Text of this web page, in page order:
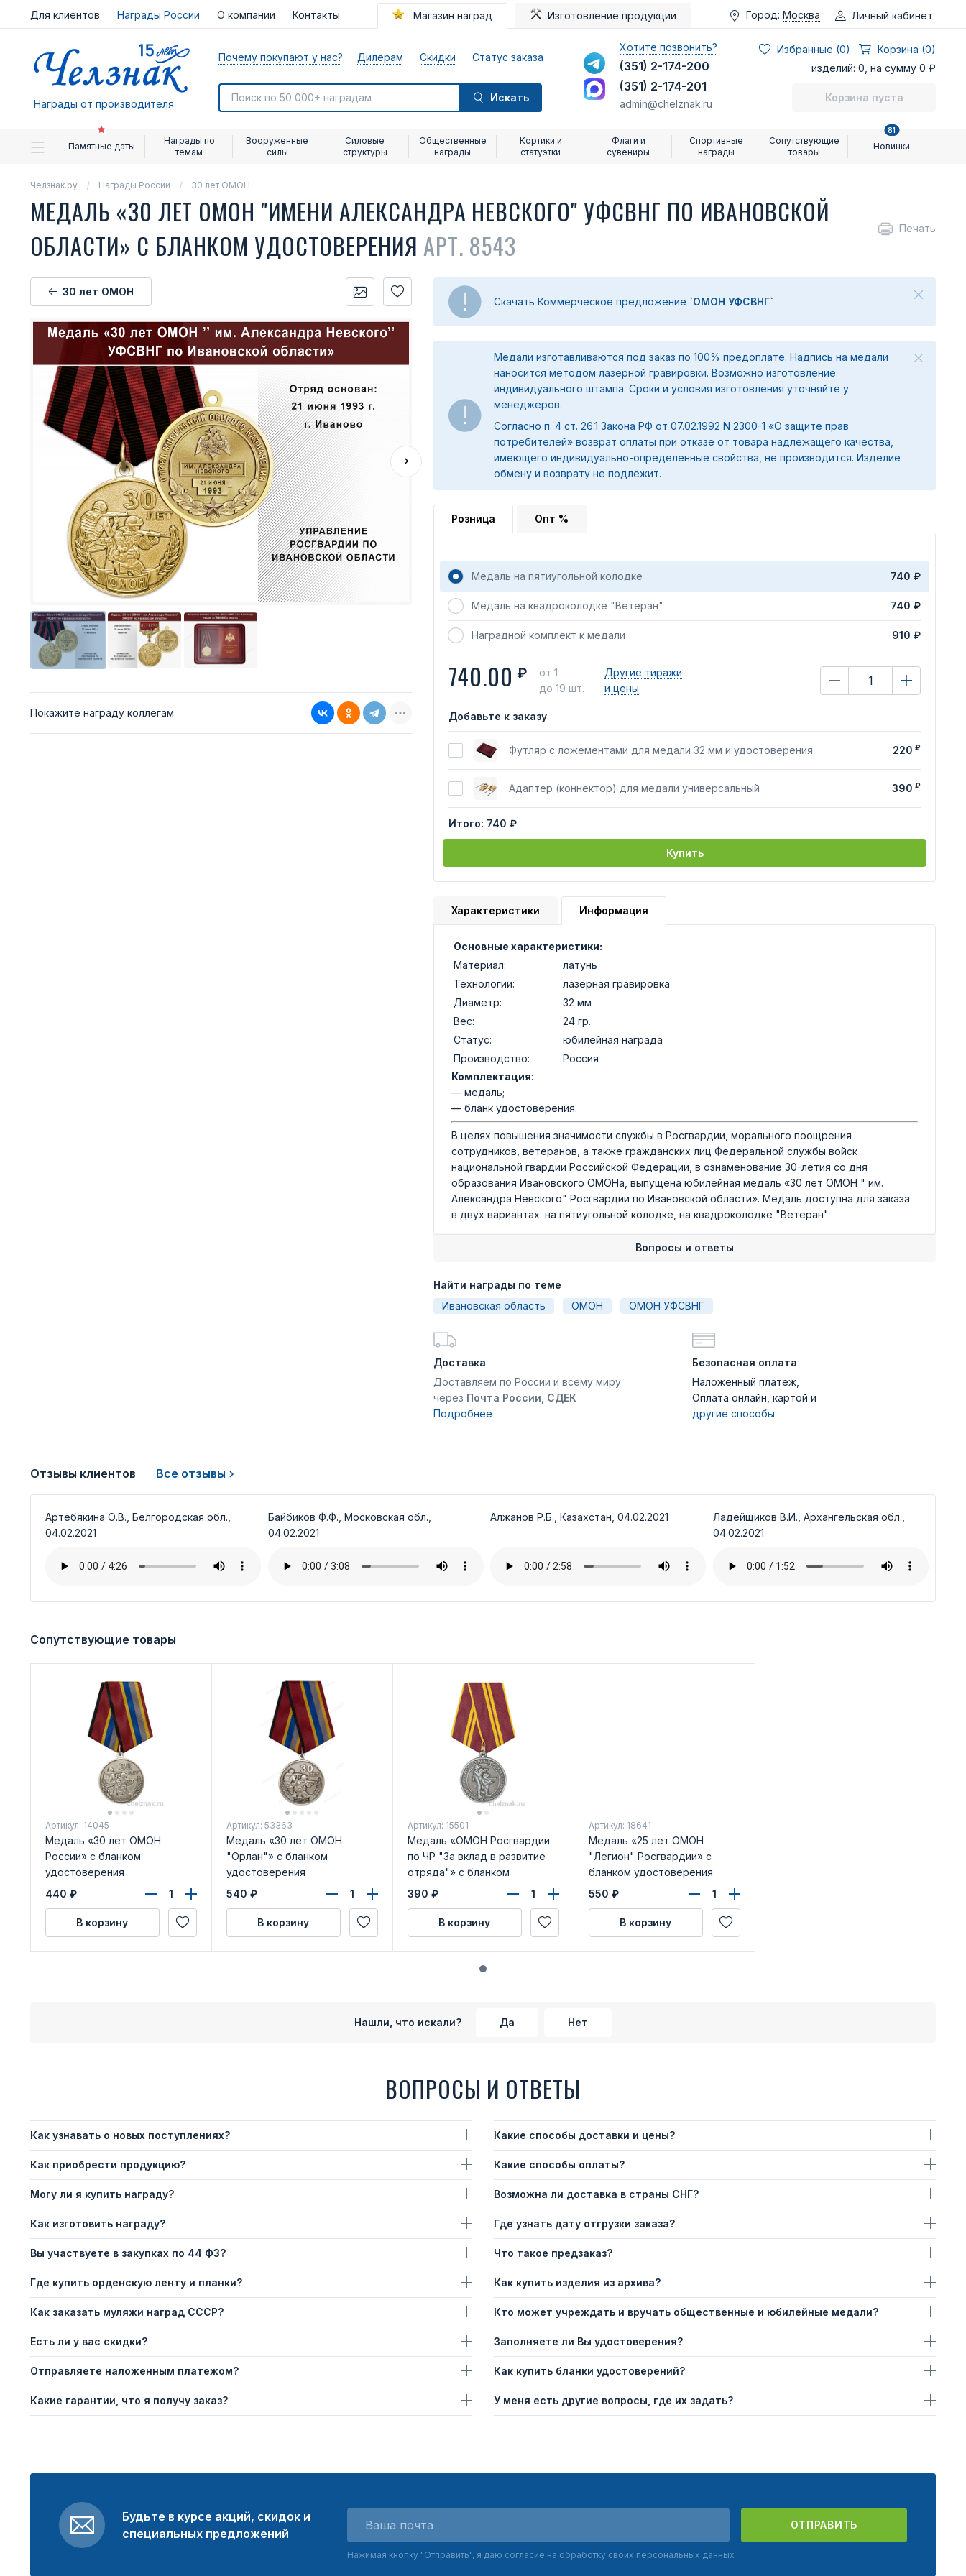
Для клиентов Награды России О компании Контакты Магазин наград Изготовление продукции Город: Москва Личный кабинет
Награды от производителя
Почему покупают у нас? Дилерам Скидки Статус заказа
Искать
Хотите позвонить?
(351) 2-174-200
(351) 2-174-201
admin@chelznak.ru
Избранные (0)
Корзина (0)
изделий: 0, на сумму 0 ₽
Корзина пуста
Памятные даты
Награды по
темам
Вооруженные
силы
Силовые
структуры
Общественные
награды
Кортики и
статуэтки
Флаги и
сувениры
Спортивные
награды
Сопутствующие
товары
Новинки
81
Челзнак.ру Награды России 30 лет ОМОН
МЕДАЛЬ «30 ЛЕТ ОМОН "ИМЕНИ АЛЕКСАНДРА НЕВСКОГО" УФСВНГ ПО ИВАНОВСКОЙ
ОБЛАСТИ» С БЛАНКОМ УДОСТОВЕРЕНИЯ АРТ. 8543
Печать
30 лет ОМОН
Покажите награду коллегам
Скачать Коммерческое предложение `ОМОН УФСВНГ`
Медали изготавливаются под заказ по 100% предоплате. Надпись на медали
наносится методом лазерной гравировки. Возможно изготовление
индивидуального штампа. Сроки и условия изготовления уточняйте у
менеджеров.
Согласно п. 4 ст. 26.1 Закона РФ от 07.02.1992 N 2300-1 «О защите прав
потребителей» возврат оплаты при отказе от товара надлежащего качества,
имеющего индивидуально-определенные свойства, не производится. Изделие
обмену и возврату не подлежит.
Розница Опт %
Медаль на пятиугольной колодке 740 ₽
Медаль на квадроколодке "Ветеран" 740 ₽
Наградной комплект к медали 910 ₽
740.00 ₽
от 1
до 19 шт.
Другие тиражи
и цены
Добавьте к заказу
Футляр с ложементами для медали 32 мм и удостоверения 220 ₽
Адаптер (коннектор) для медали универсальный 390 ₽
Итого: 740 ₽
Купить
Характеристики Информация
Основные характеристики:
Материал:
латунь
Технологии:
лазерная гравировка
Диаметр:
32 мм
Вес:
24 гр.
Статус:
юбилейная награда
Производство:
Россия
Комплектация:
— медаль;
— бланк удостоверения.
В целях повышения значимости службы в Росгвардии, морального поощрения
сотрудников, ветеранов, а также гражданских лиц Федеральной службы войск
национальной гвардии Российской Федерации, в ознаменование 30-летия со дня
образования Ивановского ОМОНа, выпущена юбилейная медаль «30 лет ОМОН " им.
Александра Невского" Росгвардии по Ивановской области». Медаль доступна для заказа
в двух вариантах: на пятиугольной колодке, на квадроколодке "Ветеран".
Вопросы и ответы
Найти награды по теме
Ивановская область
ОМОН ОМОН УФСВНГ
Доставка
Доставляем по России и всему миру
через Почта России, СДЕК
Подробнее
Безопасная оплата
Наложенный платеж,
Оплата онлайн, картой и
другие способы
Отзывы клиентов Все отзывы
Артебякина О.В., Белгородская обл.,
04.02.2021
Байбиков Ф.Ф., Московская обл.,
04.02.2021
Алжанов Р.Б., Казахстан, 04.02.2021
Ладейщиков В.И., Архангельская обл.,
04.02.2021
Сопутствующие товары
Артикул: 14045
Медаль «30 лет ОМОН
России» с бланком
удостоверения
440 ₽
В корзину
Артикул: 53363
Медаль «30 лет ОМОН
"Орлан"» с бланком
удостоверения
540 ₽
В корзину
Артикул: 15501
Медаль «ОМОН Росгвардии
по ЧР "За вклад в развитие
отряда"» с бланком
удостоверения
390 ₽
В корзину
Артикул: 18641
Медаль «25 лет ОМОН
"Легион" Росгвардии» с
бланком удостоверения
550 ₽
В корзину
Нашли, что искали? Да Нет
ВОПРОСЫ И ОТВЕТЫ
Как узнавать о новых поступлениях?
Как приобрести продукцию?
Могу ли я купить награду?
Как изготовить награду?
Вы участвуете в закупках по 44 ФЗ?
Где купить орденскую ленту и планки?
Как заказать муляжи наград СССР?
Есть ли у вас скидки?
Отправляете наложенным платежом?
Какие гарантии, что я получу заказ?
Какие способы доставки и цены?
Какие способы оплаты?
Возможна ли доставка в страны СНГ?
Где узнать дату отгрузки заказа?
Что такое предзаказ?
Как купить изделия из архива?
Кто может учреждать и вручать общественные и юбилейные медали?
Заполняете ли Вы удостоверения?
Как купить бланки удостоверений?
У меня есть другие вопросы, где их задать?
Будьте в курсе акций, скидок и
специальных предложений
ОТПРАВИТЬ
Нажимая кнопку "Отправить", я даю согласие на обработку своих персональных данных